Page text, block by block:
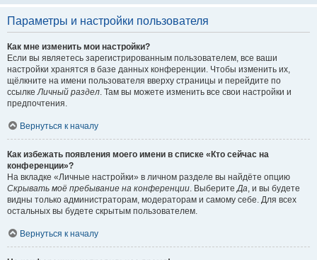
Параметры и настройки пользователя
Как мне изменить мои настройки?
Если вы являетесь зарегистрированным пользователем, все ваши
настройки хранятся в базе данных конференции. Чтобы изменить их,
щёлкните на имени пользователя вверху страницы и перейдите по
ссылкеЛичный раздел. Там вы можете изменить все свои настройки и
предпочтения.
Вернуться к началу
Как избежать появления моего имени в списке «Кто сейчас на
конференции»?
На вкладке «Личные настройки» в личном разделе вы найдёте опцию
Скрывать моё пребывание на конференции. ВыберитеДа, и вы будете
видны только администраторам, модераторам и самому себе. Для всех
остальных вы будете скрытым пользователем.
Вернуться к началу